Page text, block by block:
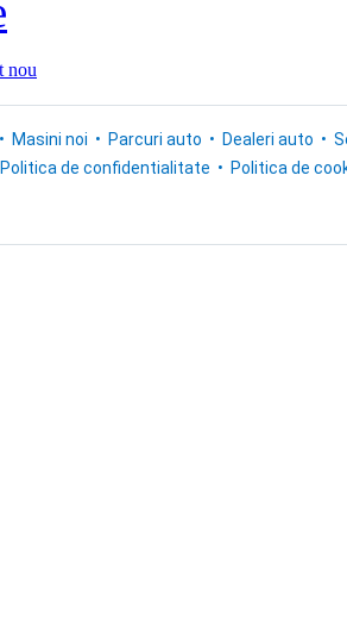
nou
Masini noi Parcuri auto Dealeri auto
Politica de confidentialitate Politica de